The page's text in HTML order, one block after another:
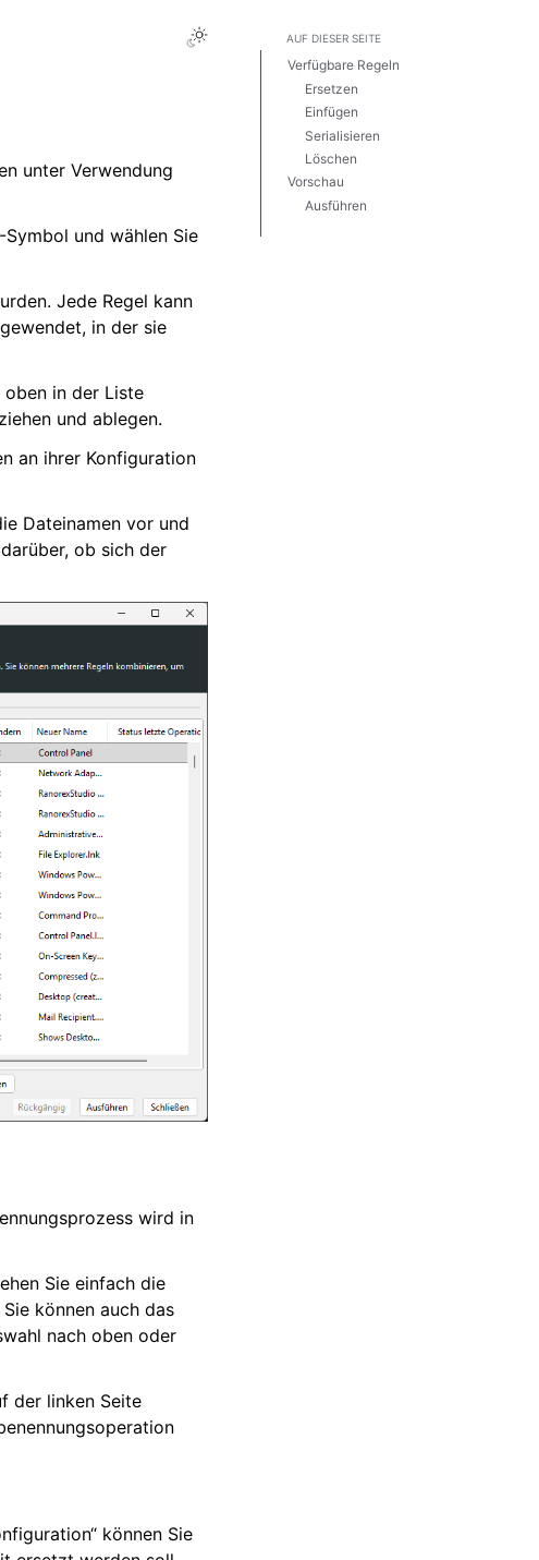
unter Verwendung
und wählen Sie
Jede Regel kann
in der sie
oben in der Liste
und ablegen.
an ihrer Konfiguration
Dateinamen vor und
ob sich der
wird in
Sie einfach die
können auch das
nach oben oder
der linken Seite
können Sie
AUF DIESER SEITE
Verfügbare Regeln
Ersetzen
Einfügen
Serialisieren
Löschen
Vorschau
Ausführen